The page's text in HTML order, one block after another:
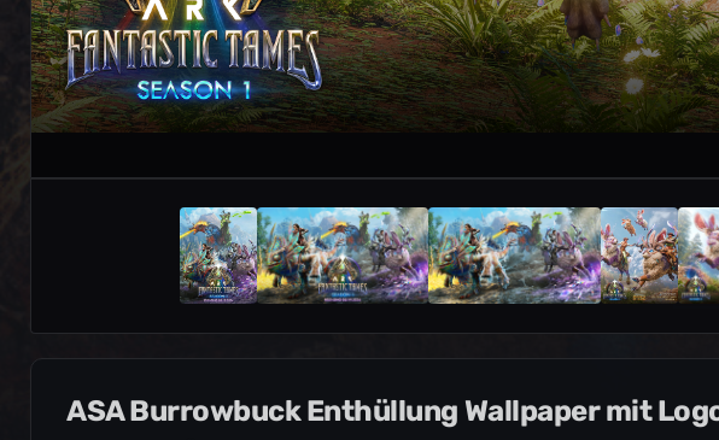
ASA Burrowbuck Enthüllung Wallpaper mit